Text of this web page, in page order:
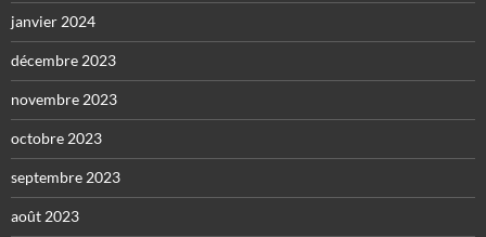
janvier 2024
décembre 2023
novembre 2023
octobre 2023
septembre 2023
août 2023